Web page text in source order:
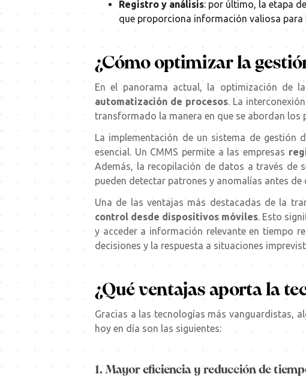
Registro y análisis: por último, la etapa
que proporciona información valiosa
¿Cómo optimizar la
En el panorama actual, la optimización de
automatización de procesos. La
transformado la manera en que se abordan los
La implementación de un sistema de gestión
esencial. Un CMMS permite a las empresas
Además, la recopilación de datos a través de
pueden detectar patrones y anomalías antes
Una de las ventajas más destacadas de la
control desde dispositivos móviles. Esto
y acceder a información relevante en tiempo
decisiones y la respuesta a situaciones
¿Qué ventajas aporta la
Gracias a las tecnologías más vanguardistas,
hoy en día son las siguientes:
1. Mayor eficiencia y reducción de